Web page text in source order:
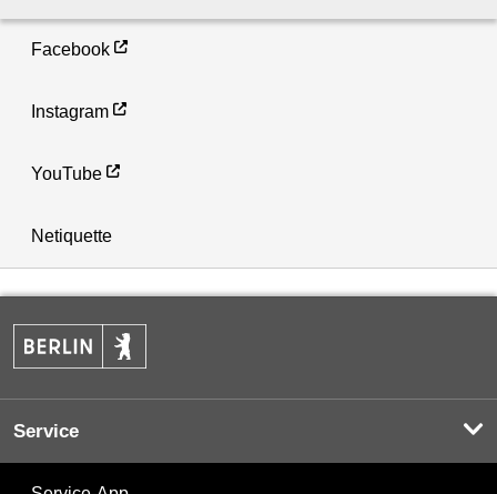
Facebook
Instagram
YouTube
Netiquette
Service